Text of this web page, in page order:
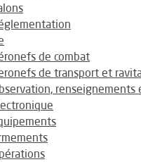
de combat
de transport et
renseignements